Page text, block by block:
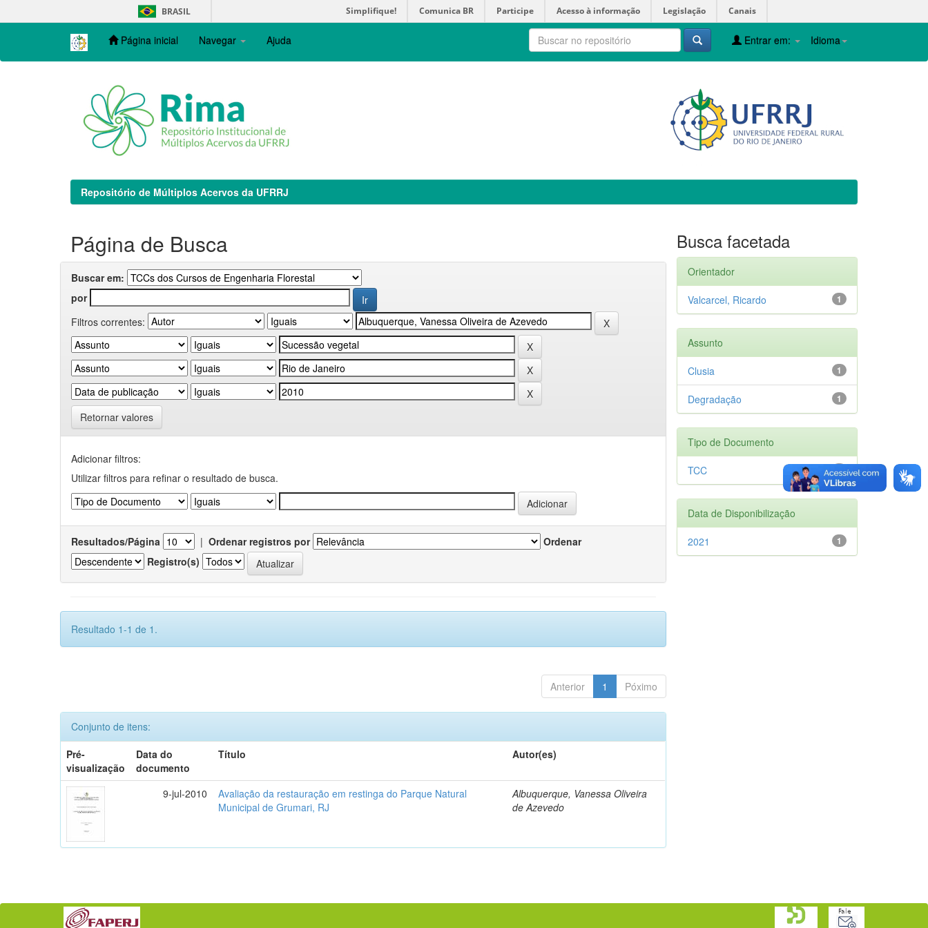
navigation
BRASIL Simplifique! Comunica BR Participe Acesso à informação Legislação Canais
Página inicial Navegar Ajuda Idioma
Entrar em:
Repositório de Múltiplos Acervos da UFRRJ
Página de Busca
Buscar em:
por
Filtros correntes:
Retornar valores
Adicionar filtros:
Utilizar filtros para refinar o resultado de busca.
Resultados/Página | Ordenar registros por
Ordenar
Registro(s)
Resultado 1-1 de 1.
Anterior 1 Póximo
Conjunto de itens:
Pré-
visualização
Data do
documento
Título Autor(es)
9-jul-2010
Avaliação da restauração em restinga do Parque Natural
Municipal de Grumari, RJ
Albuquerque, Vanessa Oliveira
de Azevedo
Busca facetada
Orientador
1
Valcarcel, Ricardo
Assunto
1
Clusia
1
Degradação
Tipo de Documento
1
TCC
Data de Disponibilização
1
2021